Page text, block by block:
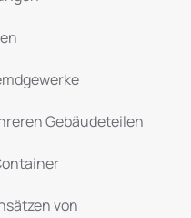
Gebäudeteilen
von